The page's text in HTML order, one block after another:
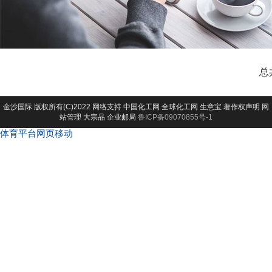
总
金沙国际 版权所有(C)2022 网络支持 中国化工网 全球化工网 生意宝 著作权声明 网
站管理 大宗品 企业邮局 鲁ICP备09070855号-1
体育平台网页移动